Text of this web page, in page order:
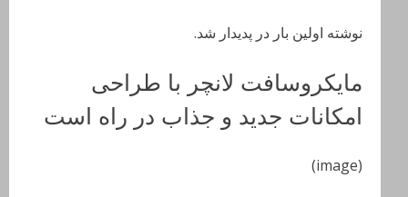
نوشته اولین بار در پدیدار شد.
مایکروسافت لانچر با طراحی
امکانات جدید و جذاب در راه است
(image)